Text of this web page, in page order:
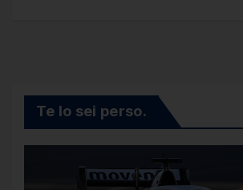
Te lo sei perso.